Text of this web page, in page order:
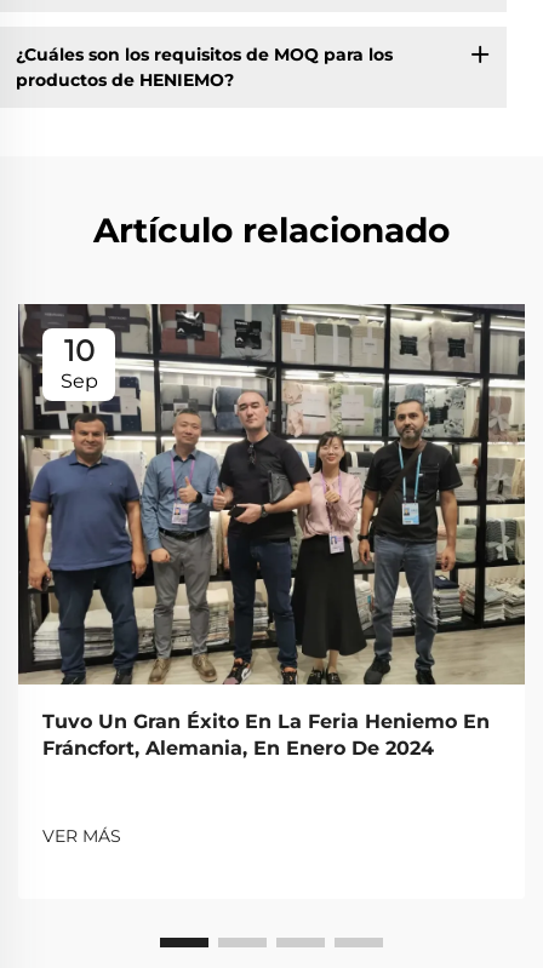
¿Cuáles son los requisitos de MOQ para los
productos de HENIEMO?
Artículo relacionado
10
Sep
Tuvo Un Gran Éxito En La Feria Heniemo En
Fráncfort, Alemania, En Enero De 2024
VER MÁS